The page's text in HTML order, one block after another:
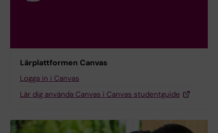
Lärplattformen Canvas
Logga in i Canvas
Lär dig använda Canvas i Canvas studentguide